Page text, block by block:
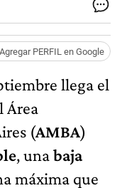
Agregar PERFIL en Google
llega el
Área
(AMBA)
, unabaja
máxima que